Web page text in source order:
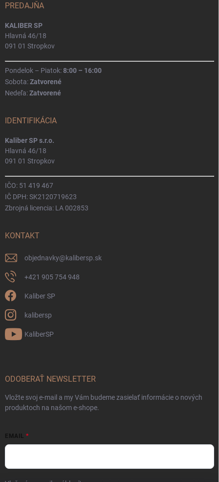
PREDAJŇA
KALIBER SP
Hlavná 46/18
091 01 Stropkov
Pondelok – Piatok:8:00 – 16:00
Sobota:Zatvorené
Nedeľa:Zatvorené
IDENTIFIKÁCIA
Kaliber SP s.r.o.
Hlavná 46/18
091 01 Stropkov
IČO: 51 419 467
IČ DPH: SK2120719623
Zbrojná licencia: LA 002853
KONTAKT
objednavky@kalibersp.sk
+421 905 754 948
Kaliber SP
kalibersp
KaliberSP
ODOBERAŤ NEWSLETTER
Vložte svoj e-mail a my Vám budeme zasielať informácie o nových
produktoch na našom e-shope.
EMAIL